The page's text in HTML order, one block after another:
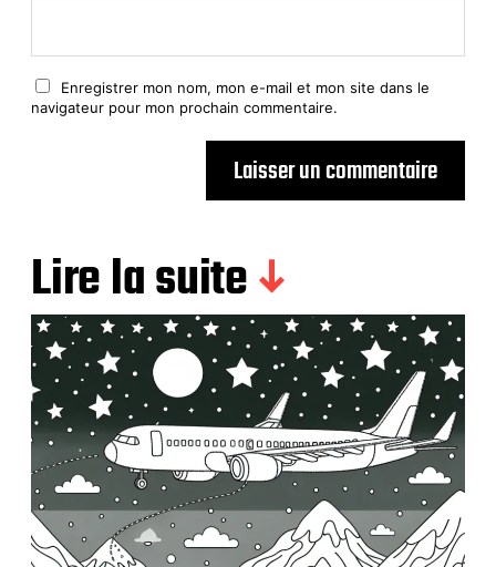
Enregistrer mon nom, mon e-mail et mon site dans le
navigateur pour mon prochain commentaire.
Lire la suite